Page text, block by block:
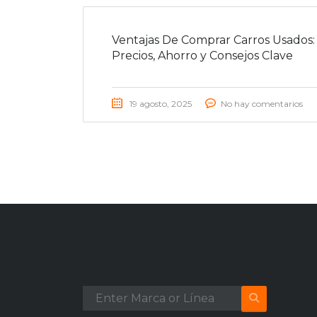
Ventajas De Comprar Carros Usados:
Precios, Ahorro y Consejos Clave
19 agosto, 2025 No hay comentarios